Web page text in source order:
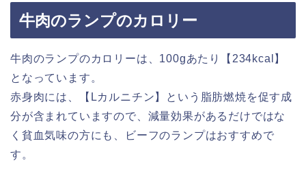
牛肉のランプのカロリー
牛肉のランプのカロリーは、100gあたり【234kcal】
となっています。
赤身肉には、【Lカルニチン】という脂肪燃焼を促す成
分が含まれていますので、減量効果があるだけではな
く貧血気味の方にも、ビーフのランプはおすすめで
す。